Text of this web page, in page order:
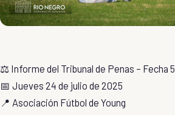
⚖️ Informe del Tribunal de Penas – Fecha 5
📅 Jueves 24 de julio de 2025
📍 Asociación Fútbol de Young